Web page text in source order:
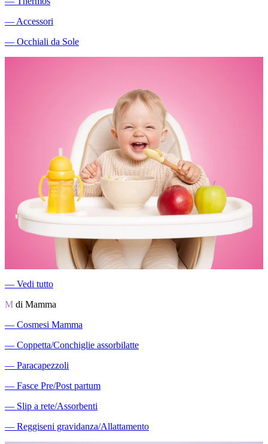
― Accessori
― Occhiali da Sole
― Vedi tutto
M di Mamma
― Cosmesi Mamma
― Coppetta/Conchiglie assorbilatte
― Paracapezzoli
― Fasce Pre/Post partum
― Slip a rete/Assorbenti
― Reggiseni gravidanza/Allattamento